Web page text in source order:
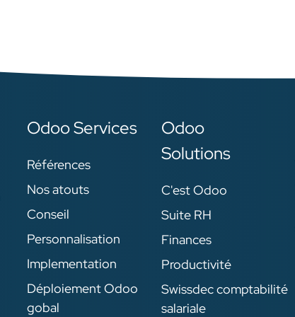
Odoo Services
Références
Nos atouts
Conseil
Personnalisation
Implementation
Déploiement Odoo
gobal
Odoo
Solutions
C'est Odoo
Suite RH
Finances
Productivité
Swissdec comptabilité
salariale